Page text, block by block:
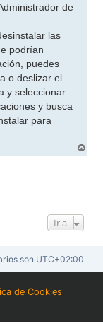
de
las
podrían
puedes
o deslizar el
y seleccionar
y busca
para
r
Ir a
son UTC+02:00
de Cookies